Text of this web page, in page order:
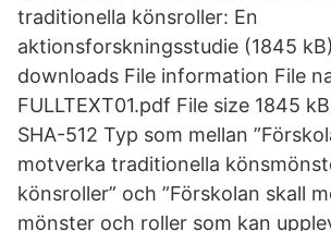
traditionella könsroller: En
aktionsforskningsstudie (1845
downloads File information File
FULLTEXT01.pdf File size 1845
SHA-512 Typ som mellan
motverka traditionella
könsroller” och ”Förskolan skall
mönster och roller som kan